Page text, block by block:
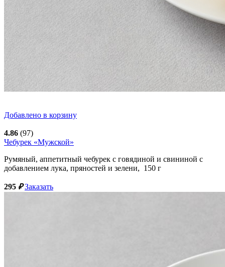
Добавлено в корзину
4.86 (97)
Чебурек «Мужской»
Румяный, аппетитный чебурек с говядиной и свининой с
добавлением лука, пряностей и зелени, 150 г
295 ₽ Заказать